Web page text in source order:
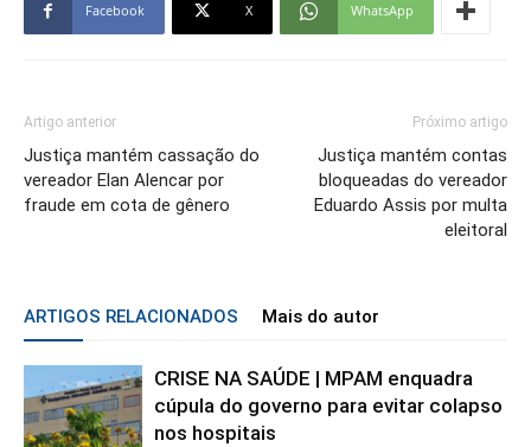
Facebook X WhatsApp
Artigo anterior
Justiça mantém cassação do
vereador Elan Alencar por
fraude em cota de gênero
Próximo artigo
Justiça mantém contas
bloqueadas do vereador
Eduardo Assis por multa
eleitoral
ARTIGOS RELACIONADOS Mais do autor
CRISE NA SAÚDE | MPAM enquadra
cúpula do governo para evitar colapso
nos hospitais